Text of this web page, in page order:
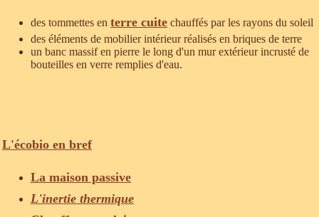
des tommettes en terre cuite chauffés par les rayons du soleil
des éléments de mobilier intérieur réalisés en briques de terre
un banc massif en pierre le long d'un mur extérieur incrusté de
bouteilles en verre remplies d'eau.
L'écobio en bref
La maison passive
L'inertie thermique